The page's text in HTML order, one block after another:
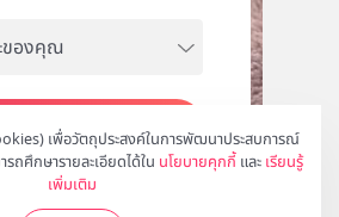
เพื่อวัตถุประสงค์ในการพัฒนาประสบการณ์
ถศึกษารายละเอียดได้ใน นโยบายคุกกี้ และ เรียนรู้
เพิ่มเติม
สมัคร